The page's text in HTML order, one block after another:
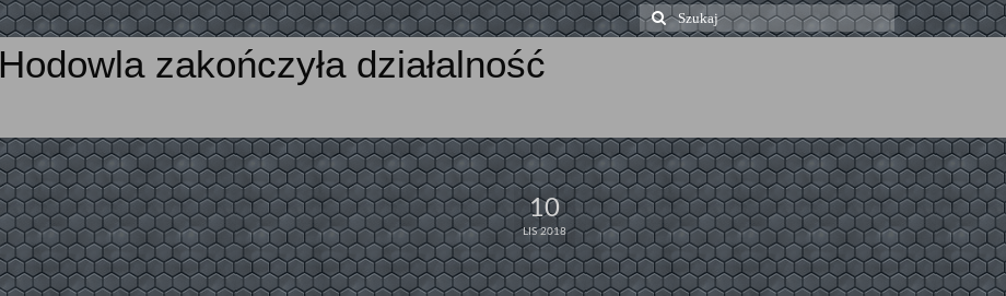
Szuklaj
w:
Hodowla zakończyła działalność
10
LIS 2018